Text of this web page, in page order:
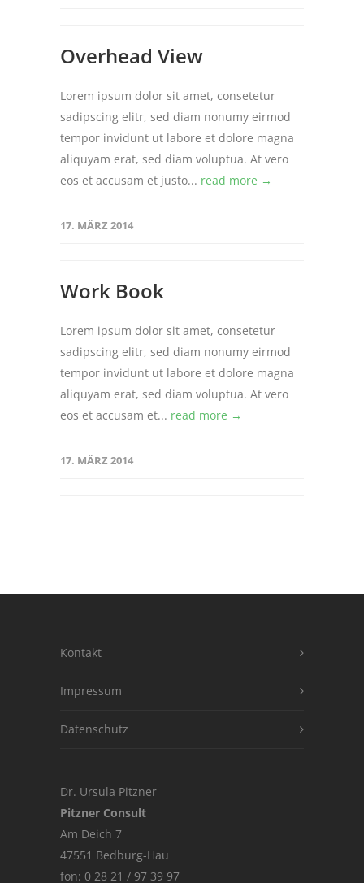
Overhead View
Lorem ipsum dolor sit amet, consetetur
sadipscing elitr, sed diam nonumy eirmod
tempor invidunt ut labore et dolore magna
aliquyam erat, sed diam voluptua. At vero
eos et accusam et justo... read more →
17. MÄRZ 2014
Work Book
Lorem ipsum dolor sit amet, consetetur
sadipscing elitr, sed diam nonumy eirmod
tempor invidunt ut labore et dolore magna
aliquyam erat, sed diam voluptua. At vero
eos et accusam et... read more →
17. MÄRZ 2014
Kontakt
Impressum
Datenschutz
Dr. Ursula Pitzner
Pitzner Consult
Am Deich 7
47551 Bedburg-Hau
fon: 0 28 21 / 97 39 97